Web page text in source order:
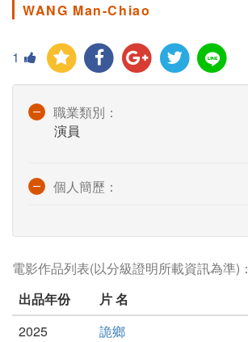
WANG Man-Chiao
1
職業類別：
演員
個人簡歷：
電影作品列表(以分級證明所載資訊為準)：
出品年份
片 名
2025
詭鄉